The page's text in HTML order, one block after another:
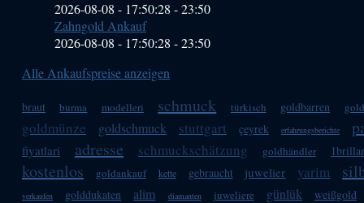
2026-08-08 - 17:50:28 -23:50
Zahngold Ankauf
2026-08-08 - 17:50:28 -23:50
Alle Ankaufspreise anzeigen
braut burma modelleri schmuck türkisch goldbarren
goldmünze goldschmuck stuttgart çeyrek erfahrungsberichte
fiyatlari adresse schmuckschätzung goldhändler
kostenlos goldankauf kette gebraucht juwelier yarim
verkaufen golddukaten alim diamanten juweliere günlük weißgold